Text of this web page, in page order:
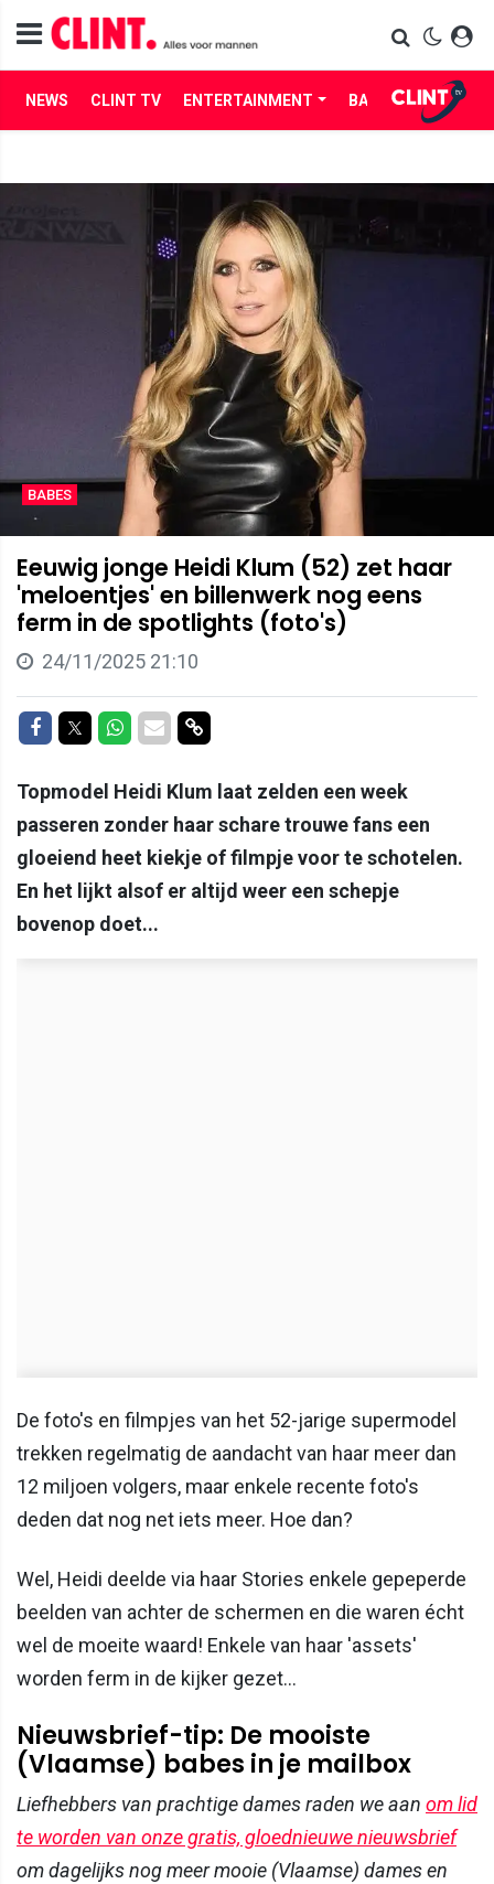
NEWS CLINT TV ENTERTAINMENT BABES LIFE
BABES
Eeuwig jonge Heidi Klum (52) zet haar
'meloentjes' en billenwerk nog eens
ferm in de spotlights (foto's)
24/11/2025 21:10
Delen op Facebook
Delen op Twitter
Delen op Whatsapp
Delen via Mail
Delen via link
Topmodel Heidi Klum laat zelden een week
passeren zonder haar schare trouwe fans een
gloeiend heet kiekje of filmpje voor te schotelen.
En het lijkt alsof er altijd weer een schepje
bovenop doet...
De foto's en filmpjes van het 52-jarige supermodel
trekken regelmatig de aandacht van haar meer dan
12 miljoen volgers, maar enkele recente foto's
deden dat nog net iets meer. Hoe dan?
Wel, Heidi deelde via haar Stories enkele gepeperde
beelden van achter de schermen en die waren écht
wel de moeite waard! Enkele van haar 'assets'
worden ferm in de kijker gezet...
Nieuwsbrief-tip: De mooiste
(Vlaamse) babes in je mailbox
Liefhebbers van prachtige dames raden we aan om lid
te worden van onze gratis, gloednieuwe nieuwsbrief
om dagelijks nog meer mooie (Vlaamse) dames en